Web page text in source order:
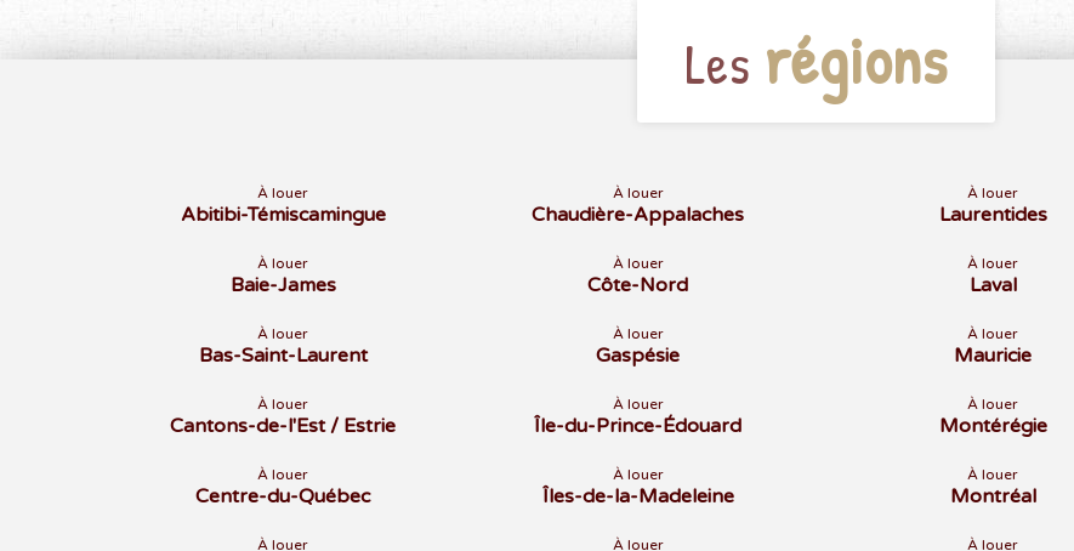
Les régions
À louer
Abitibi-Témiscamingue
À louer
Baie-James
À louer
Bas-Saint-Laurent
À louer
Cantons-de-l'Est / Estrie
À louer
Centre-du-Québec
À louer
À louer
Chaudière-Appalaches
À louer
Côte-Nord
À louer
Gaspésie
À louer
Île-du-Prince-Édouard
À louer
Îles-de-la-Madeleine
À louer
À louer
Laurentides
À louer
Laval
À louer
Mauricie
À louer
Montérégie
À louer
Montréal
À louer